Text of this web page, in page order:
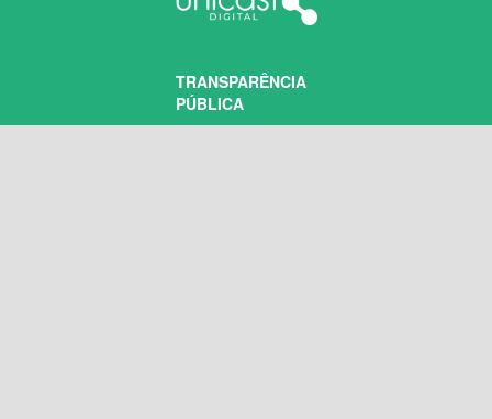
TRANSPARÊNCIA
PÚBLICA